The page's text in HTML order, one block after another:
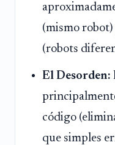
(mismo robot)
(robots
El Desorden:
código
que simples